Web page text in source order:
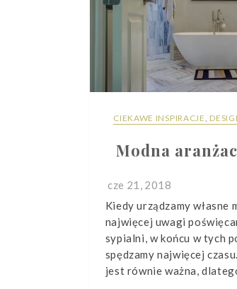
CIEKAWE INSPIRACJE
Modna
cze 21, 2018
Kiedy urządzamy własne
najwięcej uwagi
sypialni, w końcu w tych
spędzamy najwięcej
jest równie ważna,